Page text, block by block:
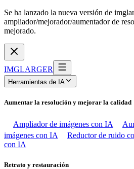
Se ha lanzado la nueva versión de
ampliador/mejorador/aumentador de
mejorado.
IMGLARGER
Herramientas de IA
Aumentar la resolución y mejorar la calidad
Ampliador de imágenes con IA
imágenes con IA
Reductor de ruido
con IA
Retrato y restauración